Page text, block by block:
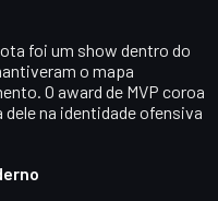
foi um show dentro do
o mapa
O award de MVP coroa
na identidade ofensiva